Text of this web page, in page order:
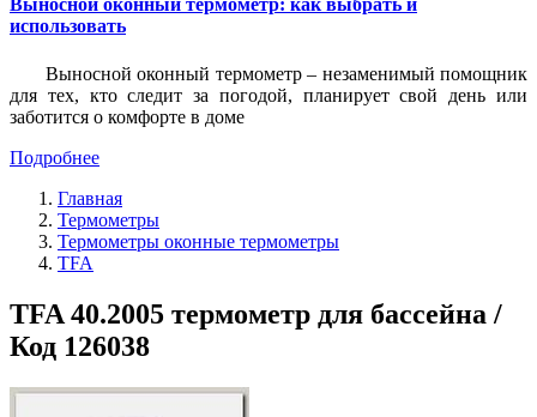
Выносной оконный термометр: как выбрать и
использовать
Выносной оконный термометр – незаменимый помощник
для тех, кто следит за погодой, планирует свой день или
заботится о комфорте в доме
Подробнее
Главная
Термометры
Термометры оконные термометры
TFA
TFA 40.2005 термометр для бассейна /
Код 126038